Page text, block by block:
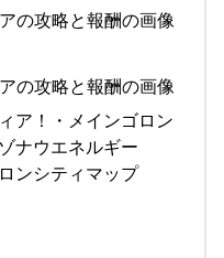
ア！・メインゴロン
ナウエネルギー
ンシティマップ